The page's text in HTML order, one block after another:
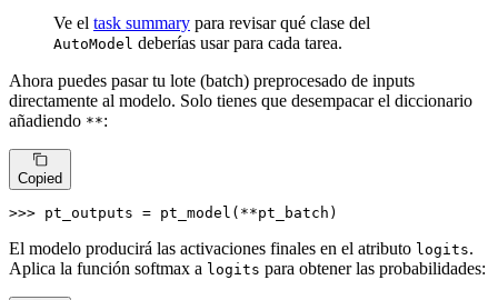
Ve el task summary para revisar qué clase del
AutoModel deberías usar para cada tarea.
Ahora puedes pasar tu lote (batch) preprocesado de inputs
directamente al modelo. Solo tienes que desempacar el diccionario
añadiendo **:
Copied
>>> pt_outputs = pt_model(**pt_batch)
El modelo producirá las activaciones finales en el atributo logits.
Aplica la función softmax a logits para obtener las probabilidades: